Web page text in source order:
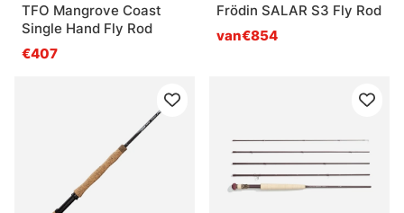
TFO Mangrove Coast
Single Hand Fly Rod
€407
Frödin SALAR S3 Fly Rod
van€854